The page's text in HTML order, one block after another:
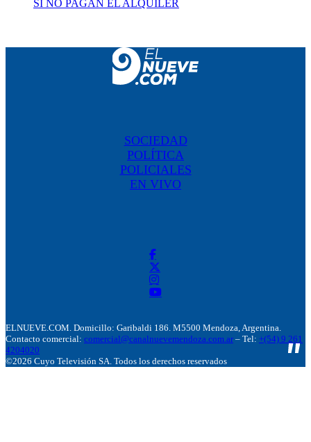
SI NO PAGAN EL ALQUILER
SOCIEDAD
POLÍTICA
POLICIALES
EN VIVO
ELNUEVE.COM. Domicillo: Garibaldi 186. M5500 Mendoza, Argentina.
Contacto comercial: comercial@canalnuevemendoza.com.ar – Tel: +(54) 9 261
4204020
©2026 Cuyo Televisión SA. Todos los derechos reservados